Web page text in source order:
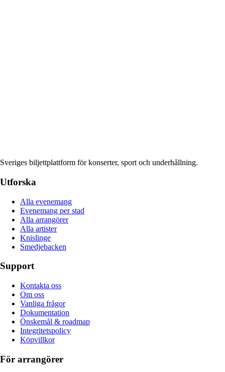
Sveriges biljettplattform för konserter, sport och underhållning.
Utforska
Alla evenemang
Evenemang per stad
Alla arrangörer
Alla artister
Knislinge
Smedjebacken
Support
Kontakta oss
Om oss
Vanliga frågor
Dokumentation
Önskemål & roadmap
Integritetspolicy
Köpvillkor
För arrangörer